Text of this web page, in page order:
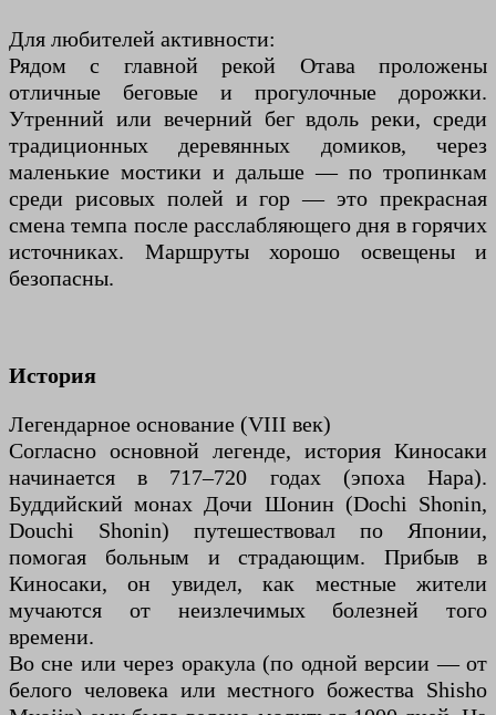
Для любителей активности:
Рядом с главной рекой Отава проложены
отличные беговые и прогулочные дорожки.
Утренний или вечерний бег вдоль реки, среди
традиционных деревянных домиков, через
маленькие мостики и дальше — по тропинкам
среди рисовых полей и гор — это прекрасная
смена темпа после расслабляющего дня в горячих
источниках. Маршруты хорошо освещены и
безопасны.
История
Легендарное основание (VIII век)
Согласно основной легенде, история Киносаки
начинается в 717–720 годах (эпоха Нара).
Буддийский монах Дочи Шонин (Dochi Shonin,
Douchi Shonin) путешествовал по Японии,
помогая больным и страдающим. Прибыв в
Киносаки, он увидел, как местные жители
мучаются от неизлечимых болезней того
времени.
Во сне или через оракула (по одной версии — от
белого человека или местного божества Shisho